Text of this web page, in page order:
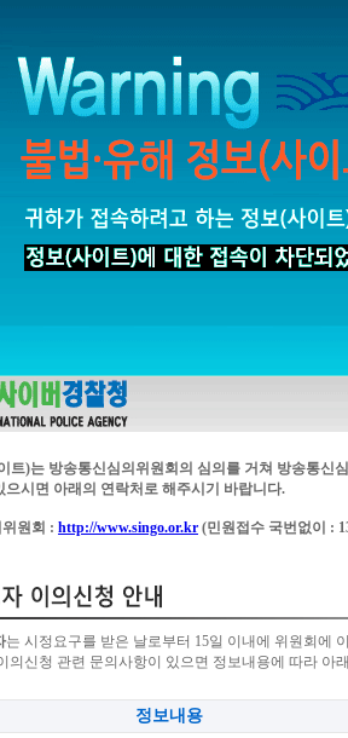
트)는 방송통신심의위원회의 심의를 거쳐 방송통신
으시면 아래의 연락처로 해주시기 바랍니다.
원회 : http://www.singo.or.kr (민원접수 국번없이 :
는 시정요구를 받은 날로부터 15일 이내에 위원회에
의신청 관련 문의사항이 있으면 정보내용에 따라 아
정보내용